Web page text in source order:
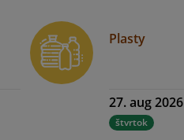
Plasty
27. aug 2026
štvrtok